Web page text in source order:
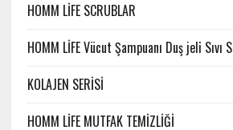
HOMM LİFE SCRUBLAR
HOMM LİFE Vücut Şampuanı Duş jeli Sıvı
KOLAJEN SERİSİ
HOMM LİFE MUTFAK TEMİZLİĞİ